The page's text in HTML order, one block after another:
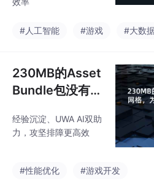
#人工智能 #游戏 #大数
230MB的Asset
Bundle包没有纹
会拖爆内存
经验沉淀、UWA AI双助
力，攻坚排障更高效
#性能优化 #游戏开发